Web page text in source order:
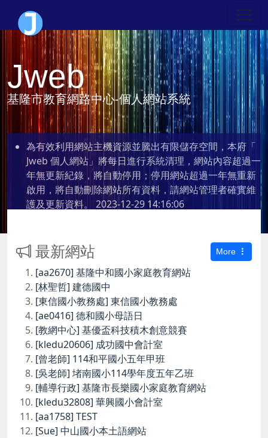
Jweb
基隆市教育網路中心-個人網站系統
為有效利用網站主機資源並騰出有限儲存空間，本府「
Jweb 個人網站」將每日進行系統清理，網站內容超過一
年無更新紀錄，將自動停用；停用網站超過一年無重新
啟用，將自動刪除網站所有資料，請網站管理者確實維
護及更新資料。 2023-12-29 14:16:06
最新網站 More
[aa2670] 基隆中和國小家庭教育網站
[林聖哲] 建德國中
[東信國小教務處] 東信國小教務處
[ae0416] 德和國小母語日
[教網中心] 基優盃科技積木創意競賽
[kledu20606] 成功國中會計室
[曾老師] 114和平國小五年甲班
[吳老師] 堵南國小114學年度五年乙班
[輔導行政] 基隆市長樂國小家庭教育網站
[kledu32808] 華興國小會計室
[aa1758] TEST
[Sue] 中山國小本土語網站